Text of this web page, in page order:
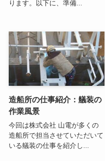
ります。以下に、準備...
造船所の仕事紹介：艤装の
作業風景
今回は株式会社 山電が多くの
造船所で担当させていただいて
いる艤装の仕事を紹介し...